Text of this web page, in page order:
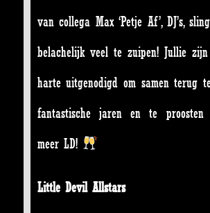
van collega Max ‘Petje Af’, DJ’s,
belachelijk veel te zuipen! Jullie
harte uitgenodigd om samen terug
fantastische jaren en te
meer LD!
Little Devil Allstars